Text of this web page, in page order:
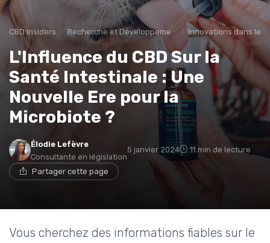
CBD Insiders Recherche et Développement en CBD Innovations dans le
L'Influence du CBD Sur la
Santé Intestinale : Une
Nouvelle Ere pour la
Microbiote ?
Élodie Lefèvre
Consultante en législation
5 janvier 2024 11 min de lecture
Partager cette page
Vous cherchez des informations fiables sur le